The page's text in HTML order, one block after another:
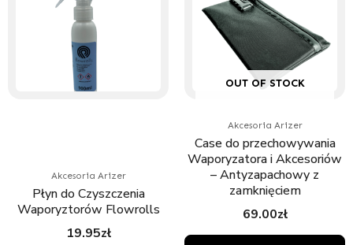
Akcesoria Arizer
Płyn do Czyszczenia
Waporyztorów Flowrolls
19.95zł
OUT OF STOCK
Akcesoria Arizer
Case do przechowywania
Waporyzatora i Akcesoriów
– Antyzapachowy z
zamknięciem
69.00zł